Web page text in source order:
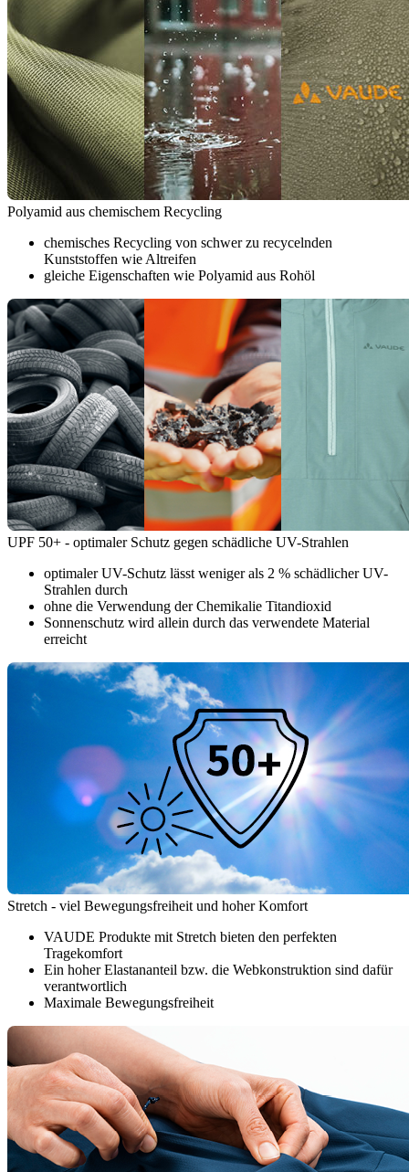
Polyamid aus chemischem Recycling
chemisches Recycling von schwer zu recycelnden
Kunststoffen wie Altreifen
gleiche Eigenschaften wie Polyamid aus Rohöl
UPF 50+ - optimaler Schutz gegen schädliche UV-Strahlen
optimaler UV-Schutz lässt weniger als 2 % schädlicher UV-
Strahlen durch
ohne die Verwendung der Chemikalie Titandioxid
Sonnenschutz wird allein durch das verwendete Material
erreicht
Stretch - viel Bewegungsfreiheit und hoher Komfort
VAUDE Produkte mit Stretch bieten den perfekten
Tragekomfort
Ein hoher Elastananteil bzw. die Webkonstruktion sind dafür
verantwortlich
Maximale Bewegungsfreiheit